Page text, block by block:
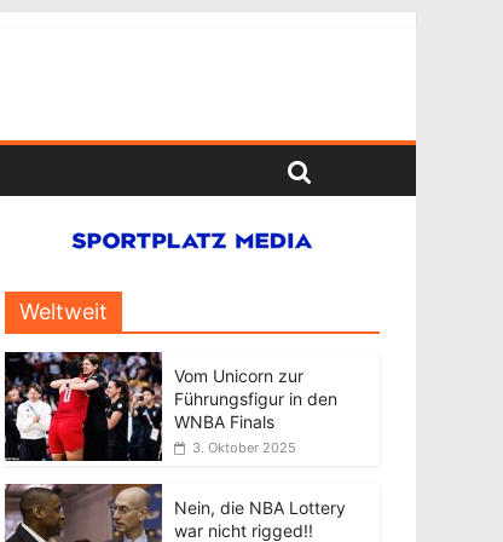
Weltweit
Vom Unicorn zur
Führungsfigur in den
WNBA Finals
3. Oktober 2025
Nein, die NBA Lottery
war nicht rigged!!